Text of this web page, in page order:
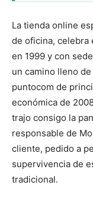
La tienda online
de oficina, celebra
en 1999 y con
un camino lleno
puntocom de
económica de
trajo consigo la
responsable de
cliente, pedido a
supervivencia de
tradicional.